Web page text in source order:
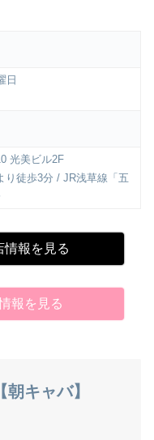
日
光美ビル2F
り徒歩3分 / JR浅草線「五
情報を見る
報を見る
キャバ】